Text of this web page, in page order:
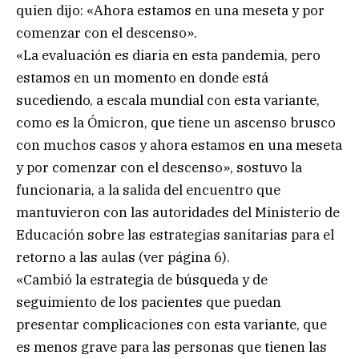
quien dijo: «Ahora estamos en una meseta y por
comenzar con el descenso».
«La evaluación es diaria en esta pandemia, pero
estamos en un momento en donde está
sucediendo, a escala mundial con esta variante,
como es la Ómicron, que tiene un ascenso brusco
con muchos casos y ahora estamos en una meseta
y por comenzar con el descenso», sostuvo la
funcionaria, a la salida del encuentro que
mantuvieron con las autoridades del Ministerio de
Educación sobre las estrategias sanitarias para el
retorno a las aulas (ver página 6).
«Cambió la estrategia de búsqueda y de
seguimiento de los pacientes que puedan
presentar complicaciones con esta variante, que
es menos grave para las personas que tienen las